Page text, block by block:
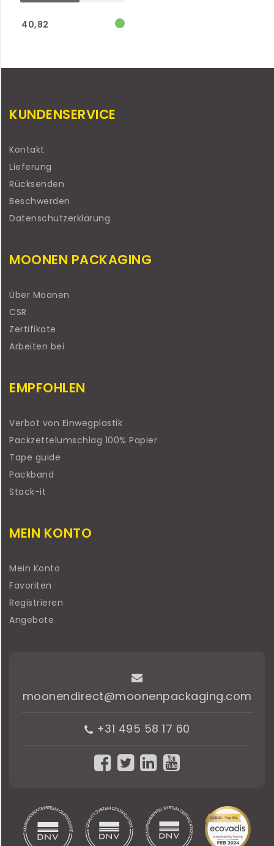
40,82
KUNDENSERVICE
Kontakt
Lieferung
Rücksenden
Beschwerden
Datenschutzerklärung
MOONEN PACKAGING
Über Moonen
CSR
Zertifikate
Arbeiten bei
EMPFOHLEN
Verbot von Einwegplastik
Packzettelumschlag 100% Papier
Tape guide
Packband
Stack-it
MEIN KONTO
Mein Konto
Favoriten
Registrieren
Angebote
moonendirect@moonenpackaging.com
+31 495 58 17 60